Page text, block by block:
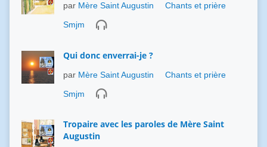
par Mère Saint Augustin
Chants et prière
Smjm
Qui donc enverrai-je ?
par Mère Saint Augustin
Chants et prière
Smjm
Tropaire avec les paroles de Mère Saint
Augustin